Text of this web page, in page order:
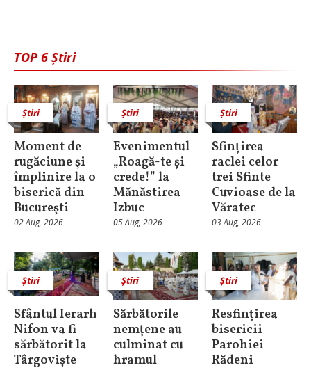
TOP 6 Știri
Știri
Moment de
rugăciune şi
împlinire la o
biserică din
Bucureşti
02 Aug, 2026
Știri
Evenimentul
„Roagă-te și
crede!” la
Mănăstirea
Izbuc
05 Aug, 2026
Știri
Sfințirea
raclei celor
trei Sfinte
Cuvioase de la
Văratec
03 Aug, 2026
Știri
Sfântul Ierarh
Nifon va fi
sărbătorit la
Târgoviște
Știri
Sărbătorile
nemţene au
culminat cu
hramul
Știri
Resfințirea
bisericii
Parohiei
Rădeni